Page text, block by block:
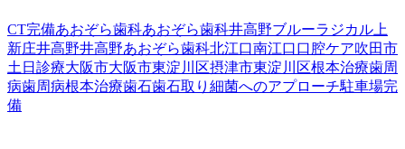
CT完備あおぞら歯科あおぞら歯科井高野ブルーラジカル 上
新庄井高野井高野あおぞら歯科北江口南江口口腔ケア吹田市
土日診療大阪市大阪市東淀川区摂津市東淀川区根本治療歯周
病歯周病根本治療歯石歯石取り 細菌へのアプローチ駐車場完
備